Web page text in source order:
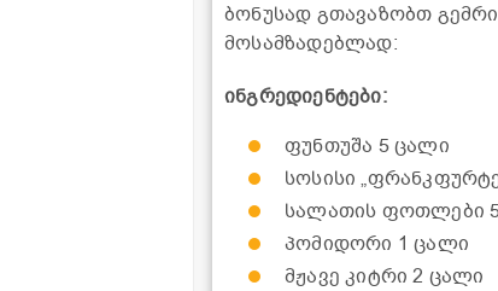
ბონუსად გთავაზობთ
მოსამზადებლად:
ინგრედიენტები:
ფუნთუშა 5 ცალი
სოსისი
სალათის ფოთლები
პომიდორი 1 ცალი
მჟავე კიტრი 2 ცალი